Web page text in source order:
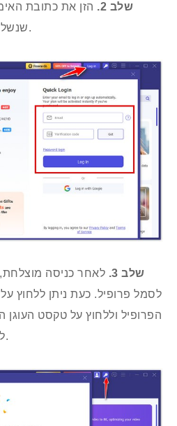
שלב 2.
הזן את כתובת
שנשלח אליך במייל כדי להיכנס.
שלב 3.
לאחר כניסה
לסמל פרופיל. כעת ניתן ללחוץ
הפרופיל וללחוץ על טקסט העוגן
למסך הפעלת קוד הרישום.